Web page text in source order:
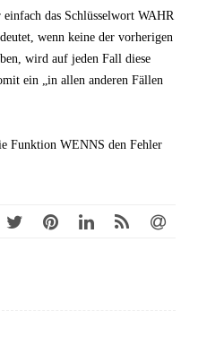
das Schlüsselwort WAHR
wenn keine der vorherigen
wird auf jeden Fall diese
ein „in allen anderen Fällen
Funktion WENNS den Fehler